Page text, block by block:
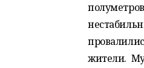
жители.